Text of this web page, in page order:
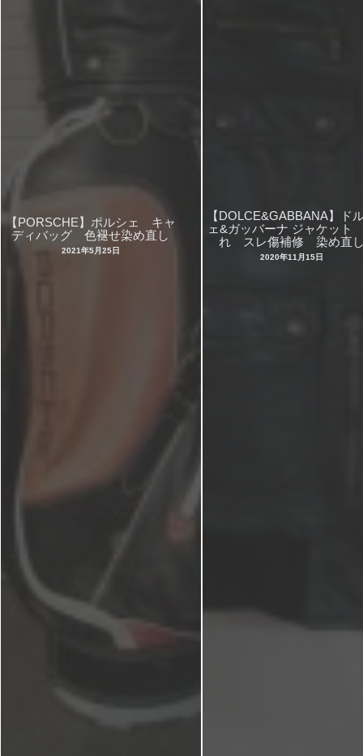
【PORSCHE】ポルシェ キャ
ディバッグ 色褪せ染め直し
2021年5月25日
【DOLCE&GABBANA】ド
ェ&ガッバーナ ジャケット
れ スレ傷補修 染め直
2020年11月15日